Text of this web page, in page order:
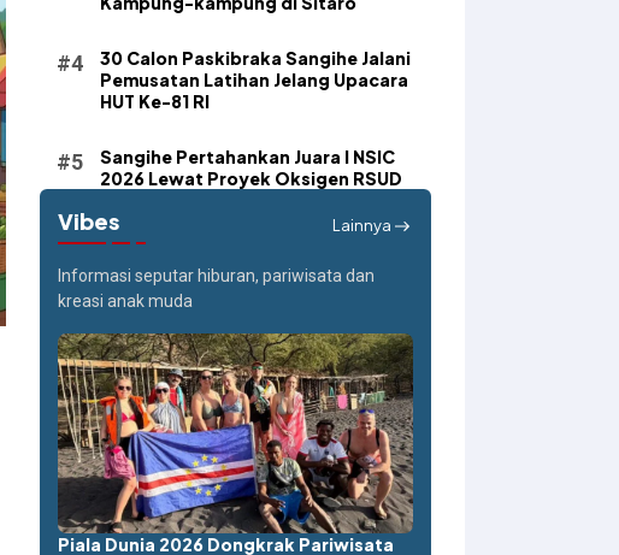
30 Calon Paskibraka Sangihe Jalani
Pemusatan Latihan Jelang Upacara
HUT Ke-81 RI
Sangihe Pertahankan Juara I NSIC
2026 Lewat Proyek Oksigen RSUD
Vibes Lainnya
Informasi seputar hiburan, pariwisata dan
kreasi anak muda
Piala Dunia 2026 Dongkrak Pariwisata